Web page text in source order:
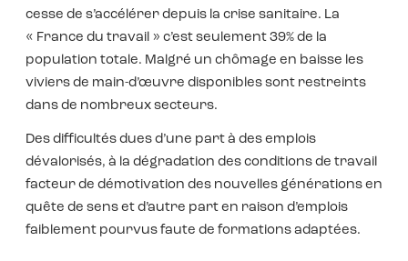
cesse de s’accélérer depuis la crise sanitaire. La
« France du travail » c’est seulement 39% de la
population totale. Malgré un chômage en baisse les
viviers de main-d’œuvre disponibles sont restreints
dans de nombreux secteurs.
Des difficultés dues d’une part à des emplois
dévalorisés, à la dégradation des conditions de travail
facteur de démotivation des nouvelles générations en
quête de sens et d’autre part en raison d’emplois
faiblement pourvus faute de formations adaptées.